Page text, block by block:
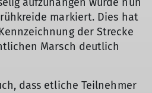
markiert. Dies hat
der Strecke
Marsch deutlich
dass etliche Teilnehmer